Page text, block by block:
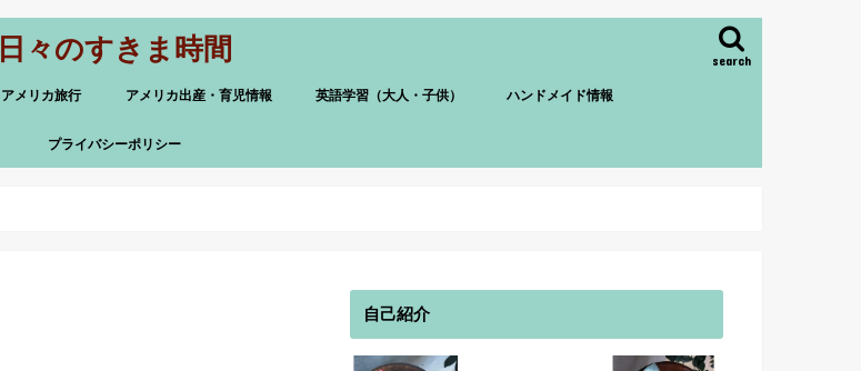
日々のすきま時間 search
アメリカ旅行 アメリカ出産・育児情報 英語学習（大人・子供） ハンドメイド情報
プライバシーポリシー
自己紹介